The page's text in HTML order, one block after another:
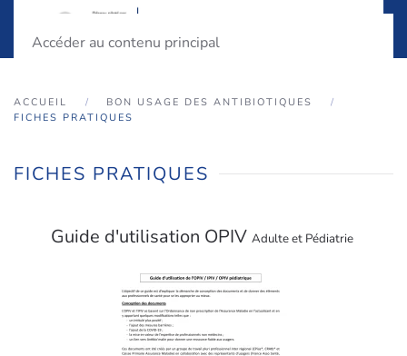
Accéder au contenu principal
ACCUEIL
BON USAGE DES ANTIBIOTIQUES
FICHES PRATIQUES
FICHES PRATIQUES
Guide d'utilisation OPIV Adulte et Pédiatrie